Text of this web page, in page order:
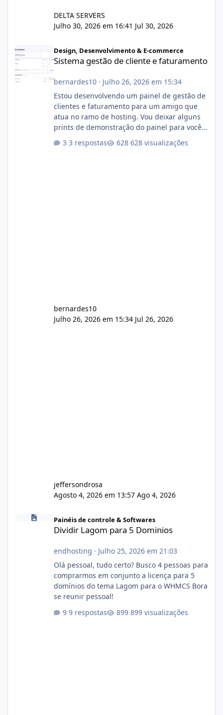
DELTA SERVERS
Julho 30, 2026 em 16:41 Jul 30, 2026
Design, Desenvolvimento & E-commerce
Sistema gestão de cliente e faturamento
bernardes10· Julho 26, 2026 em 15:34
Estou desenvolvendo um painel de gestão de
clientes e faturamento para um amigo que
atua no ramo de hosting. Vou deixar alguns
prints de demonstração do painel para vocês
com cerca de 80% concluído e conta com
3 respostas 628 visualizações
bernardes10
Julho 26, 2026 em 15:34 Jul 26, 2026
jeffersondrosa
Agosto 4, 2026 em 13:57 Ago 4, 2026
Dividir Lagom para 5 Dominios
Painéis de controle & Softwares
Dividir Lagom para 5 Dominios
endhosting · Julho 25, 2026 em 21:03
Olá pessoal, tudo certo? Busco 4 pessoas para
comprarmos em conjunto a licença para 5
domínios do tema Lagom para o WHMCS Bora
se reunir pessoal!
9 respostas
899 visualizações